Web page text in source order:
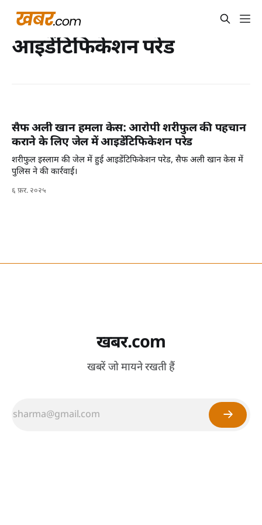
आइडेंटिफिकेशन परेड
सैफ अली खान हमला केस: आरोपी शरीफुल की पहचान
कराने के लिए जेल में आइडेंटिफिकेशन परेड
शरीफुल इस्लाम की जेल में हुई आइडेंटिफिकेशन परेड, सैफ अली खान केस में
पुलिस ने की कार्रवाई।
६ फ़र. २०२५
खबर.com
खबरें जो मायने रखती हैं